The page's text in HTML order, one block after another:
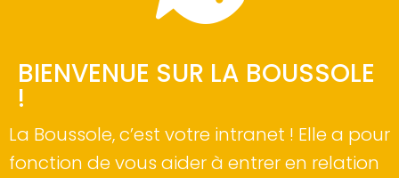
BIENVENUE SUR LA BOUSSOLE
!
La Boussole, c’est votre intranet ! Elle a pour
fonction de vous aider à entrer en relation